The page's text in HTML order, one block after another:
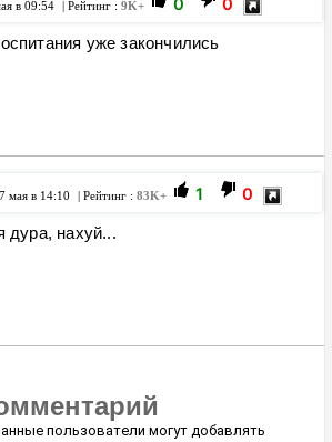
в 09:54 | Рейтинг : 9K+ 0 0
уже закончились
мая в 14:10 | Рейтинг : 83K+ 1 0
дура, нахуй...
пользователи могут добавлять